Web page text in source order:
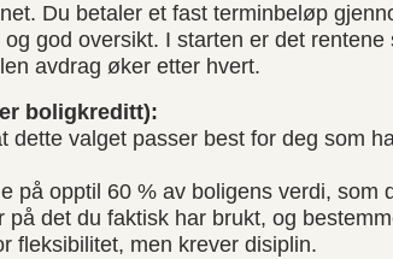
Du betaler et fast terminbeløp
god oversikt. I starten er det
avdrag øker etter hvert.
boligkreditt):
dette valget passer best for deg som
på opptil 60 % av boligens verdi, som
på det du faktisk har brukt, og
fleksibilitet, men krever disiplin.